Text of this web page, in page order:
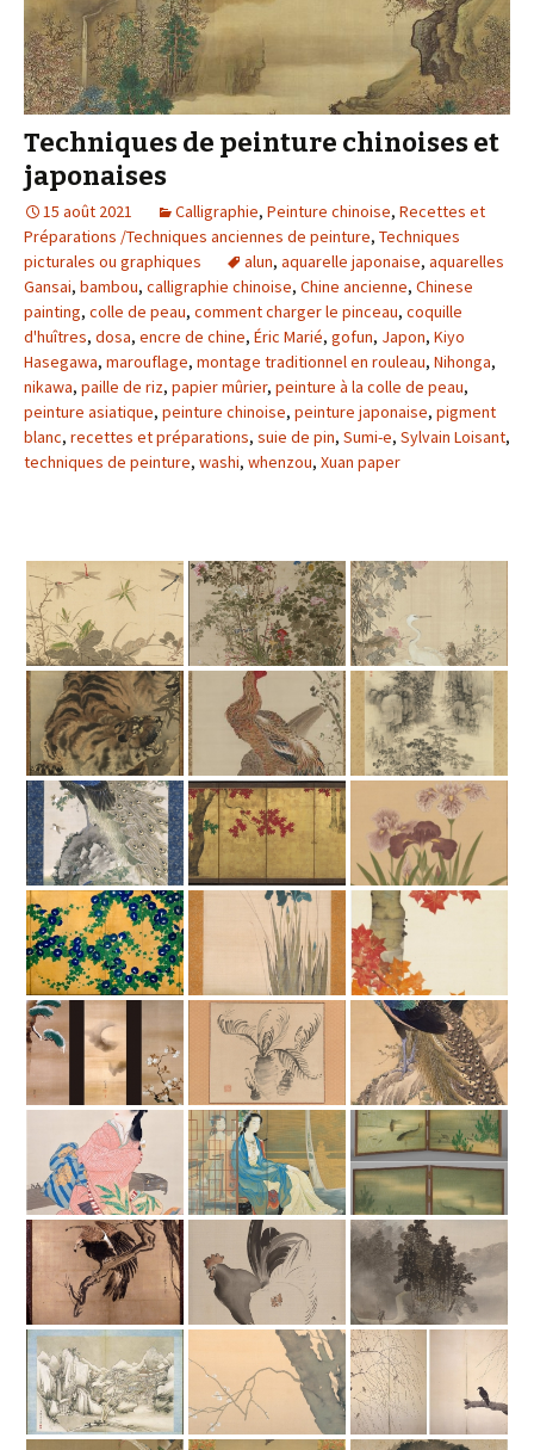
Techniques de peinture chinoises et
japonaises
15 août 2021 Calligraphie, Peinture chinoise, Recettes et
Préparations /Techniques anciennes de peinture, Techniques
picturales ou graphiques
alun, aquarelle japonaise, aquarelles
Gansai, bambou, calligraphie chinoise, Chine ancienne, Chinese
painting, colle de peau, comment charger le pinceau, coquille
d'huîtres, dosa, encre de chine, Éric Marié, gofun, Japon, Kiyo
Hasegawa, marouflage, montage traditionnel en rouleau, Nihonga,
nikawa, paille de riz, papier mûrier, peinture à la colle de peau,
peinture asiatique, peinture chinoise, peinture japonaise, pigment
blanc, recettes et préparations, suie de pin, Sumi-e, Sylvain Loisant,
techniques de peinture, washi, whenzou, Xuan paper